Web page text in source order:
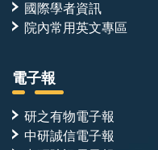
國際學者資訊
院內常用英文專區
電子報
研之有物電子報
中研誠信電子報